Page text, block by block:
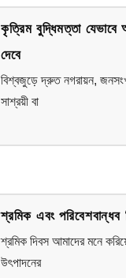
কৃত্রিম বুদ্ধিমত্তা যেভাবে
দেবে
বিশ্বজুড়ে দ্রুত নগরায়ন,
সাশ্রয়ী বা
শ্রমিক এবং পরিবেশবান্ধব
শ্রমিক দিবস আমাদের মনে
উৎপাদনের